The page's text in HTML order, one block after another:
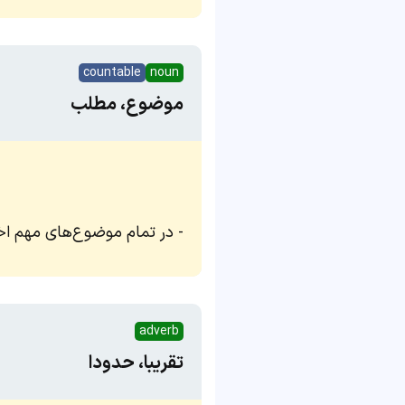
noun
countable
موضوع، مطلب
در تمام موضوع‌های مهم
adverb
تقریبا، حدودا